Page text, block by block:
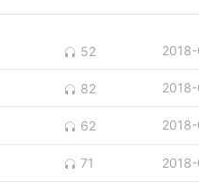
52
82
62
71